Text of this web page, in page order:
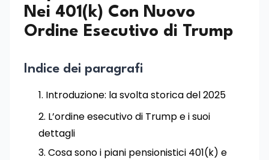
Nei 401(k) Con Nuovo
Ordine Esecutivo di Trump
Indice dei paragrafi
Introduzione: la svolta storica del 2025
L’ordine esecutivo di Trump e i suoi
dettagli
Cosa sono i piani pensionistici 401(k) e